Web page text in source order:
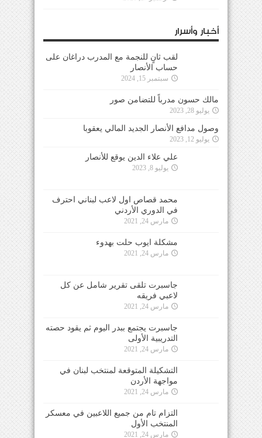
أخبار وأسرار
لقب ثانٍ للنجمة مع المدرب دراغان على
حساب الأنصار
سبتمبر 15, 2024
مالك حسون مدرباً للتضامن صور
يوليو 28, 2023
وصول مدافع الأنصار الجديد المالي يعقوبا
يوليو 12, 2023
علي علاء الدين يوقع للأنصار
يوليو 8, 2023
محمد قصاص اول لاعب لبناني احترف
في الدوري الأردني
مارس 24, 2021
مشكلة ايوب حلت بهدوء
مارس 24, 2021
جاسبرت تلقى تقرير شامل عن كل
لاعبي فريقه
مارس 24, 2021
جاسبرت يجتمع ببدر اليوم ثم يقود حصته
التدريبية الأولى
مارس 24, 2021
التشكيلة المتوقعة لمنتخب لبنان في
مواجهة الأردن
مارس 24, 2021
التزام تام من جميع اللاعبين في معسكر
المنتخب الأول
مارس 24, 2021